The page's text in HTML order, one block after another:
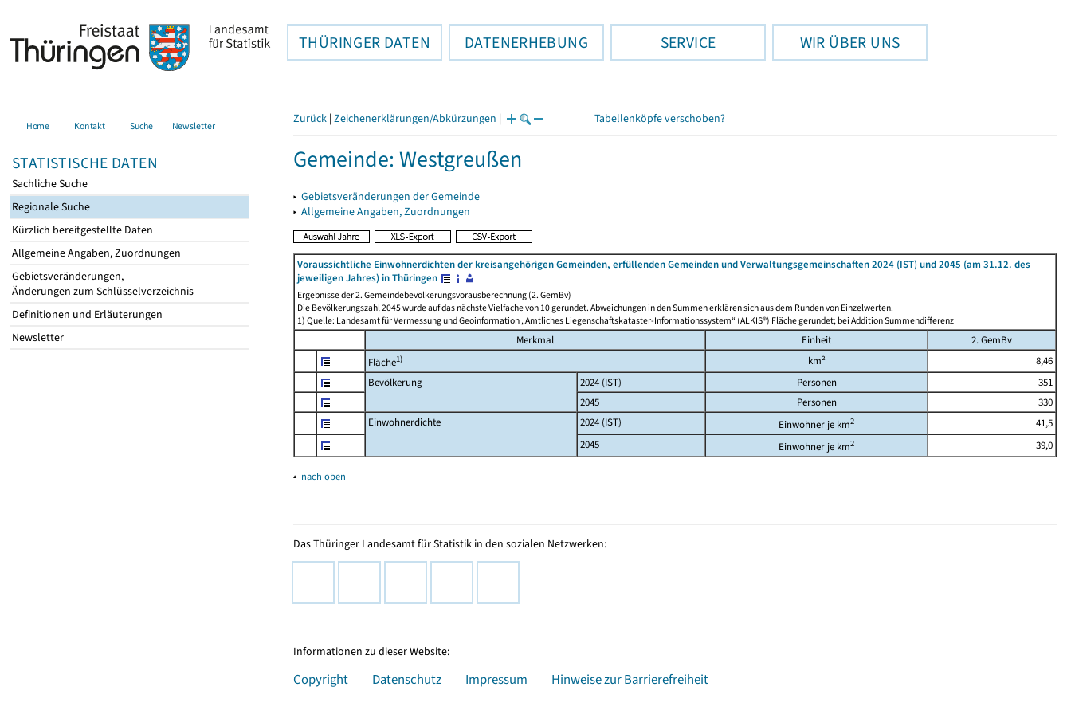
THÜRINGER DATEN DATENERHEBUNG SERVICE WIR ÜBER UNS
Home Kontakt Suche Newsletter
STATISTISCHE DATEN
Sachliche Suche
Regionale Suche
Kürzlich bereitgestellte Daten
Allgemeine Angaben, Zuordnungen
Gebietsveränderungen,
Änderungen zum Schlüsselverzeichnis
Definitionen und Erläuterungen
Newsletter
Zurück | Zeichenerklärungen/Abkürzungen | Tabellenköpfe verschoben?
Gemeinde: Westgreußen
▸ Gebietsveränderungen der Gemeinde
▸ Allgemeine Angaben, Zuordnungen
Voraussichtliche Einwohnerdichten der kreisangehörigen Gemeinden, erfüllenden Gemeinden und Verwaltungsgemeinschaften 2024 (IST) und 2045 (am 31.12. des
jeweiligen Jahres) in Thüringen
Ergebnisse der 2. Gemeindebevölkerungsvorausberechnung (2. GemBv)
Die Bevölkerungszahl 2045 wurde auf das nächste Vielfache von 10 gerundet. Abweichungen in den Summen erklären sich aus dem Runden von Einzelwerten.
1) Quelle: Landesamt für Vermessung und Geoinformation „Amtliches Liegenschaftskataster-Informationssystem“ (ALKIS®) Fläche gerundet; bei Addition Summendifferenz
Merkmal Einheit
2. GemBv
Fläche1) km²
8,46
Bevölkerung
2024 (IST) Personen
351
2045
Personen
330
Einwohnerdichte
2024 (IST) Einwohner je km2
41,5
2045
Einwohner je km2 39,0
▴ nach oben
Das Thüringer Landesamt für Statistik in den sozialen Netzwerken:
Informationen zu dieser Website:
Copyright Datenschutz Impressum Hinweise zur Barrierefreiheit